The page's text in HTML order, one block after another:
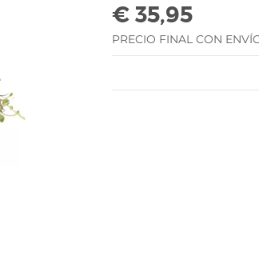
€ 35,95
PRECIO FINAL CON